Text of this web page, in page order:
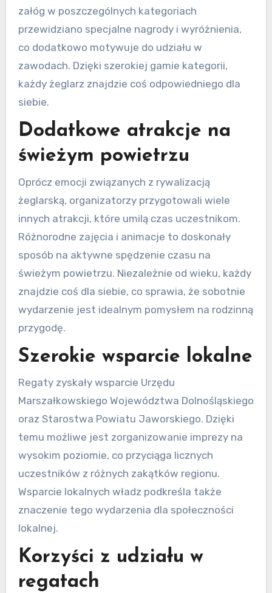
załóg w poszczególnych kategoriach
przewidziano specjalne nagrody i wyróżnienia,
co dodatkowo motywuje do udziału w
zawodach. Dzięki szerokiej gamie kategorii,
każdy żeglarz znajdzie coś odpowiedniego dla
siebie.
Dodatkowe atrakcje na
świeżym powietrzu
Oprócz emocji związanych z rywalizacją
żeglarską, organizatorzy przygotowali wiele
innych atrakcji, które umilą czas uczestnikom.
Różnorodne zajęcia i animacje to doskonały
sposób na aktywne spędzenie czasu na
świeżym powietrzu. Niezależnie od wieku, każdy
znajdzie coś dla siebie, co sprawia, że sobotnie
wydarzenie jest idealnym pomysłem na rodzinną
przygodę.
Szerokie wsparcie lokalne
Regaty zyskały wsparcie Urzędu
Marszałkowskiego Województwa Dolnośląskiego
oraz Starostwa Powiatu Jaworskiego. Dzięki
temu możliwe jest zorganizowanie imprezy na
wysokim poziomie, co przyciąga licznych
uczestników z różnych zakątków regionu.
Wsparcie lokalnych władz podkreśla także
znaczenie tego wydarzenia dla społeczności
lokalnej.
Korzyści z udziału w
regatach